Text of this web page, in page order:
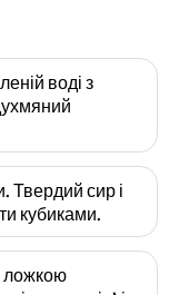
воді з
Твердий сир і
кубиками.
ложкою